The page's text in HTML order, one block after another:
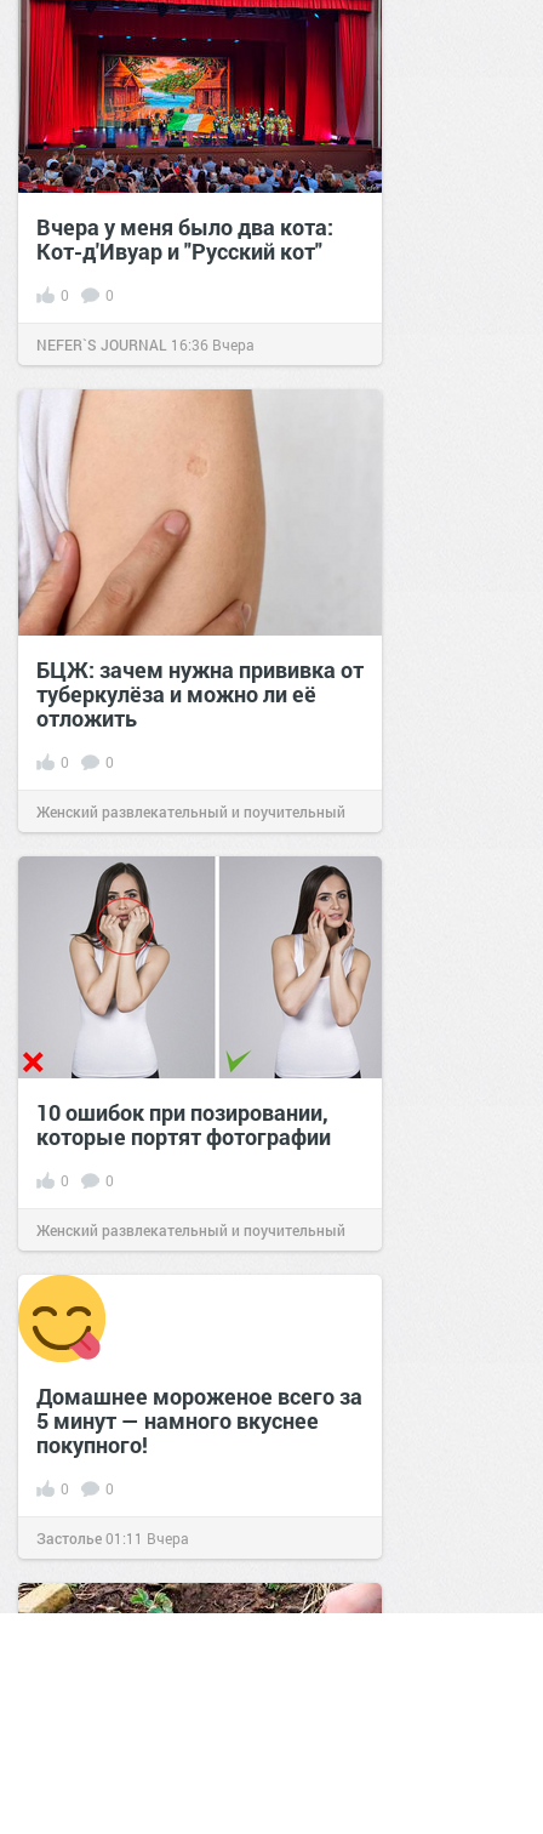
Вчера у меня было два кота:
Кот-д'Ивуар и "Русский кот"
0 0
NEFER`S JOURNAL 16:36 Вчера
БЦЖ: зачем нужна прививка от
туберкулёза и можно ли её
отложить
0 0
Женский развлекательный и поучительный
сайт.23:02Вчера
10 ошибок при позировании,
которые портят фотографии
0 0
Женский развлекательный и поучительный
сайт.23:17Вчера
Домашнее мороженое всего за
5 минут — намного вкуснее
покупного!
0 0
Застолье01:11 Вчера